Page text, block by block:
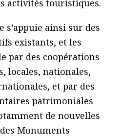
activités touristiques.
s’appuie ainsi sur des
existants, et les
par des coopérations
locales, nationales,
et par des
patrimoniales
de nouvelles
Monuments